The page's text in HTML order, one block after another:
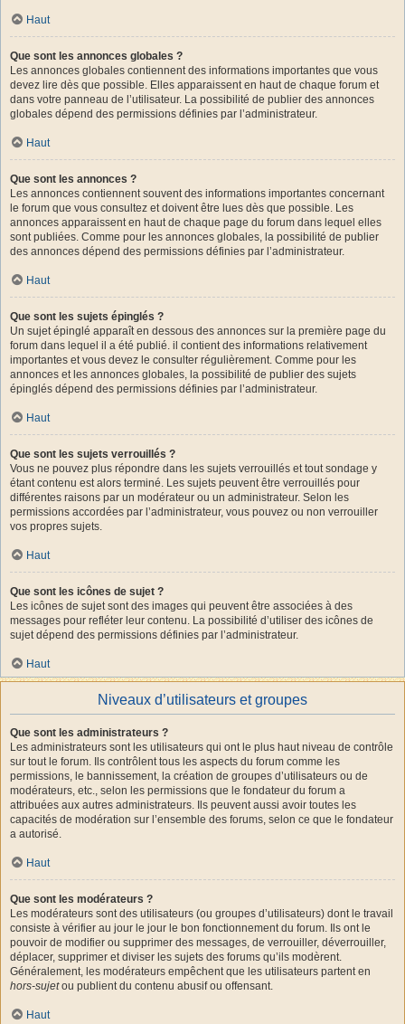
Haut
Que sont les annonces globales ?
Les annonces globales contiennent des informations importantes que vous
devez lire dès que possible. Elles apparaissent en haut de chaque forum et
dans votre panneau de l’utilisateur. La possibilité de publier des annonces
globales dépend des permissions définies par l’administrateur.
Haut
Que sont les annonces ?
Les annonces contiennent souvent des informations importantes concernant
le forum que vous consultez et doivent être lues dès que possible. Les
annonces apparaissent en haut de chaque page du forum dans lequel elles
sont publiées. Comme pour les annonces globales, la possibilité de publier
des annonces dépend des permissions définies par l’administrateur.
Haut
Que sont les sujets épinglés ?
Un sujet épinglé apparaît en dessous des annonces sur la première page du
forum dans lequel il a été publié. il contient des informations relativement
importantes et vous devez le consulter régulièrement. Comme pour les
annonces et les annonces globales, la possibilité de publier des sujets
épinglés dépend des permissions définies par l’administrateur.
Haut
Que sont les sujets verrouillés ?
Vous ne pouvez plus répondre dans les sujets verrouillés et tout sondage y
étant contenu est alors terminé. Les sujets peuvent être verrouillés pour
différentes raisons par un modérateur ou un administrateur. Selon les
permissions accordées par l’administrateur, vous pouvez ou non verrouiller
vos propres sujets.
Haut
Que sont les icônes de sujet ?
Les icônes de sujet sont des images qui peuvent être associées à des
messages pour refléter leur contenu. La possibilité d’utiliser des icônes de
sujet dépend des permissions définies par l’administrateur.
Haut
Niveaux d’utilisateurs et groupes
Que sont les administrateurs ?
Les administrateurs sont les utilisateurs qui ont le plus haut niveau de contrôle
sur tout le forum. Ils contrôlent tous les aspects du forum comme les
permissions, le bannissement, la création de groupes d’utilisateurs ou de
modérateurs, etc., selon les permissions que le fondateur du forum a
attribuées aux autres administrateurs. Ils peuvent aussi avoir toutes les
capacités de modération sur l’ensemble des forums, selon ce que le fondateur
a autorisé.
Haut
Que sont les modérateurs ?
Les modérateurs sont des utilisateurs (ou groupes d’utilisateurs) dont le travail
consiste à vérifier au jour le jour le bon fonctionnement du forum. Ils ont le
pouvoir de modifier ou supprimer des messages, de verrouiller, déverrouiller,
déplacer, supprimer et diviser les sujets des forums qu’ils modèrent.
Généralement, les modérateurs empêchent que les utilisateurs partent en
hors-sujetou publient du contenu abusif ou offensant.
Haut